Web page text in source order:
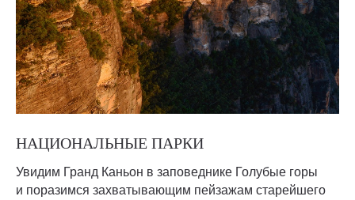
НАЦИОНАЛЬНЫЕ ПАРКИ
Увидим Гранд Каньон в заповеднике Голубые горы
и поразимся захватывающим пейзажам старейшего